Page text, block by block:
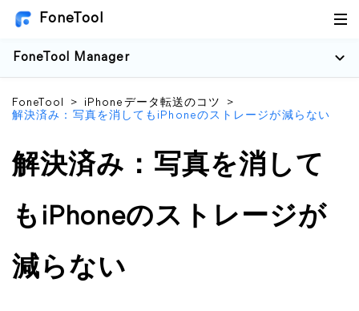
FoneTool
FoneTool Manager
FoneTool > iPhoneデータ転送のコツ
>
解決済み：写真を消してもiPhoneのストレージが減らない
解決済み：写真を消して
もiPhoneのストレージが
減らない